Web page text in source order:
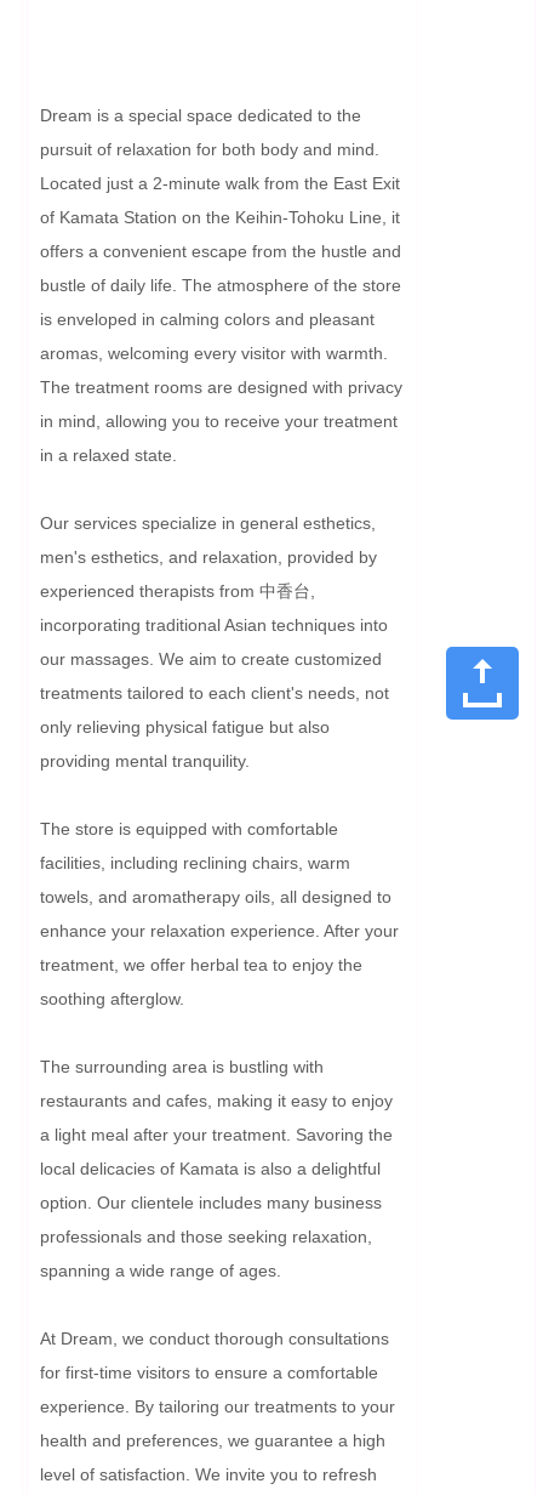
Dream is a special space dedicated to the
pursuit of relaxation for both body and mind.
Located just a 2-minute walk from the East Exit
of Kamata Station on the Keihin-Tohoku Line, it
offers a convenient escape from the hustle and
bustle of daily life. The atmosphere of the store
is enveloped in calming colors and pleasant
aromas, welcoming every visitor with warmth.
The treatment rooms are designed with privacy
in mind, allowing you to receive your treatment
in a relaxed state.
Our services specialize in general esthetics,
men's esthetics, and relaxation, provided by
experienced therapists from 中香台,
incorporating traditional Asian techniques into
our massages. We aim to create customized
treatments tailored to each client's needs, not
only relieving physical fatigue but also
providing mental tranquility.
The store is equipped with comfortable
facilities, including reclining chairs, warm
towels, and aromatherapy oils, all designed to
enhance your relaxation experience. After your
treatment, we offer herbal tea to enjoy the
soothing afterglow.
The surrounding area is bustling with
restaurants and cafes, making it easy to enjoy
a light meal after your treatment. Savoring the
local delicacies of Kamata is also a delightful
option. Our clientele includes many business
professionals and those seeking relaxation,
spanning a wide range of ages.
At Dream, we conduct thorough consultations
for first-time visitors to ensure a comfortable
experience. By tailoring our treatments to your
health and preferences, we guarantee a high
level of satisfaction. We invite you to refresh